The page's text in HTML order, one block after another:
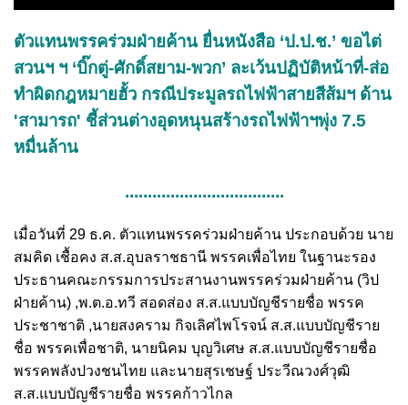
ตัวแทนพรรคร่วมฝ่ายค้าน ยื่นหนังสือ ‘ป.ป.ช.’ ขอไต่
สวนฯ ฯ ‘บิ๊กตู่-ศักดิ์สยาม-พวก’ ละเว้นปฏิบัติหน้าที่-ส่อ
ทำผิดกฎหมายฮั้ว กรณีประมูลรถไฟฟ้าสายสีส้มฯ ด้าน
'สามารถ' ชี้ส่วนต่างอุดหนุนสร้างรถไฟฟ้าฯพุ่ง 7.5
หมื่นล้าน
...................................
เมื่อวันที่ 29 ธ.ค. ตัวแทนพรรคร่วมฝ่ายค้าน ประกอบด้วย นาย
สมคิด เชื้อคง ส.ส.อุบลราชธานี พรรคเพื่อไทย ในฐานะรอง
ประธานคณะกรรมการประสานงานพรรคร่วมฝ่ายค้าน (วิป
ฝ่ายค้าน) ,พ.ต.อ.ทวี สอดส่อง ส.ส.แบบบัญชีรายชื่อ พรรค
ประชาชาติ ,นายสงคราม กิจเลิศไพโรจน์ ส.ส.แบบบัญชีราย
ชื่อ พรรคเพื่อชาติ, นายนิคม บุญวิเศษ ส.ส.แบบบัญชีรายชื่อ
พรรคพลังปวงชนไทย และนายสุรเชษฐ์ ประวีณวงศ์วุฒิ
ส.ส.แบบบัญชีรายชื่อ พรรคก้าวไกล